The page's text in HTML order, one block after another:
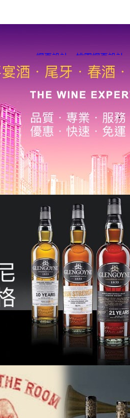
網頁設計 桃園網頁設計